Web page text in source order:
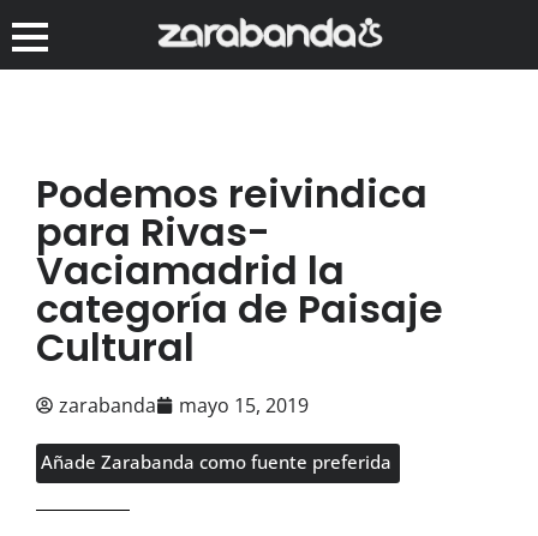
Podemos reivindica
para Rivas-
Vaciamadrid la
categoría de Paisaje
Cultural
zarabanda mayo 15, 2019
Añade Zarabanda como fuente preferida